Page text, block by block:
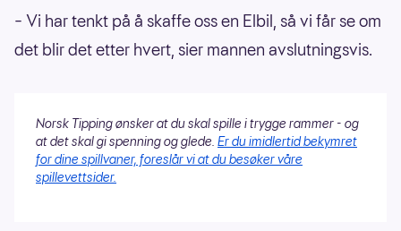
– Vi har tenkt på å skaffe oss en Elbil, så vi får se om
det blir det etter hvert, sier mannen avslutningsvis.
Norsk Tipping ønsker at du skal spille i trygge rammer - og
at det skal gi spenning og glede. Er du imidlertid bekymret
for dine spillvaner, foreslår vi at du besøker våre
spillevettsider.